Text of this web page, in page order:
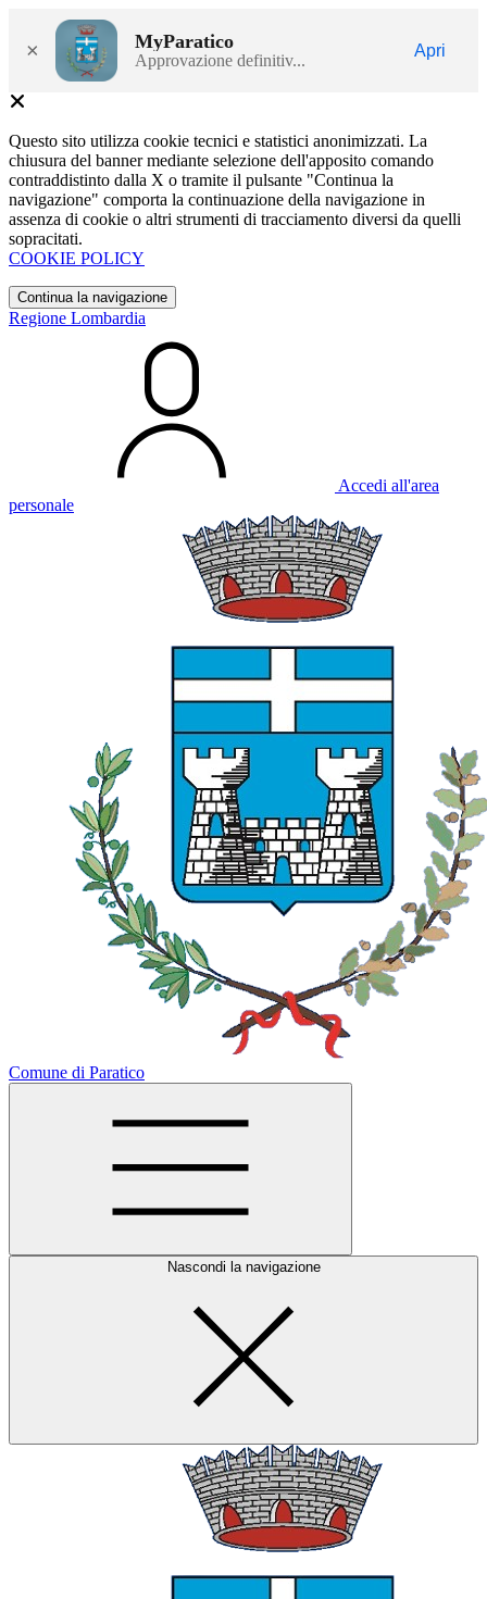
× MyParatico
Approvazione definitiv...
Apri
Questo sito utilizza cookie tecnici e statistici anonimizzati. La
chiusura del banner mediante selezione dell'apposito comando
contraddistinto dalla X o tramite il pulsante "Continua la
navigazione" comporta la continuazione della navigazione in
assenza di cookie o altri strumenti di tracciamento diversi da quelli
sopracitati.
COOKIE POLICY
Continua la navigazione
Regione Lombardia
Accedi all'area
personale
Comune di Paratico
Nascondi la navigazione